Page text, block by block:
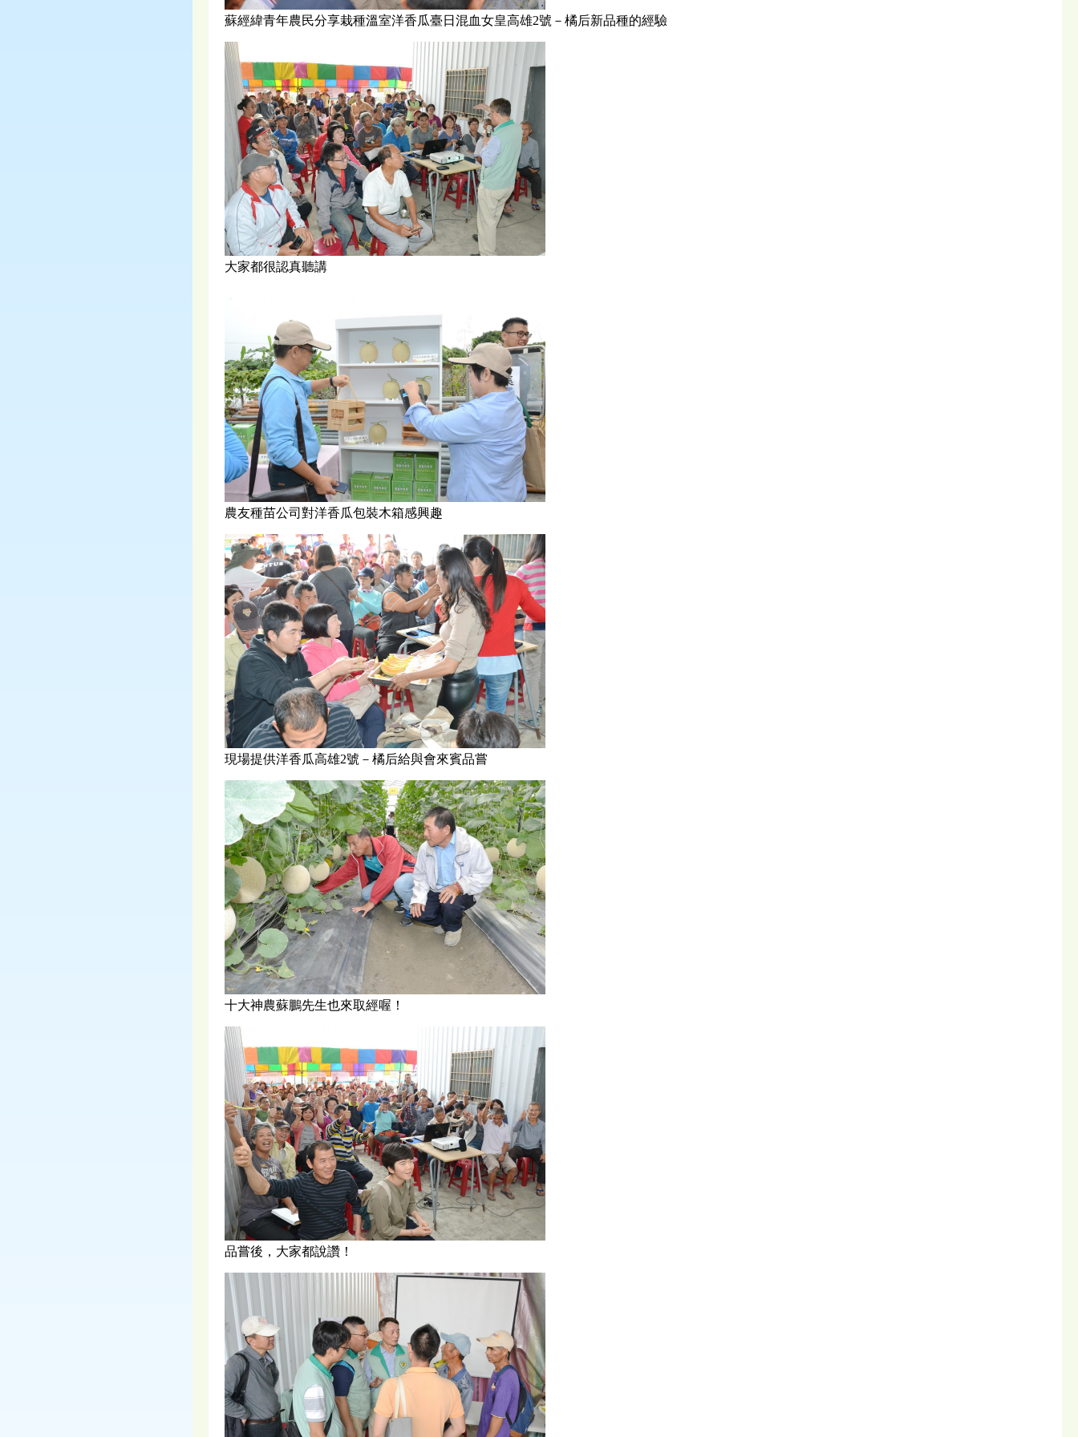
蘇經緯青年農民分享栽種溫室洋香瓜臺日混血女皇高雄2號－橘后新品種的經驗
大家都很認真聽講
農友種苗公司對洋香瓜包裝木箱感興趣
現場提供洋香瓜高雄2號－橘后給與會來賓品嘗
十大神農蘇鵬先生也來取經喔！
品嘗後，大家都說讚！